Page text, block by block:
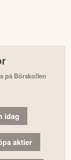
på Börskollen
idag
aktier